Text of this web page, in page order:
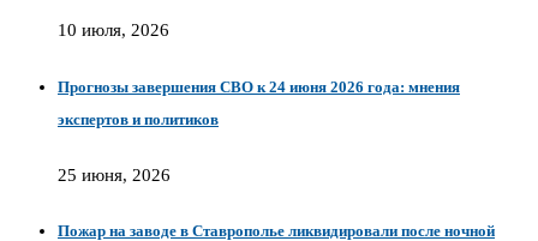
10 июля, 2026
Прогнозы завершения СВО к 24 июня 2026 года: мнения
экспертов и политиков
25 июня, 2026
Пожар на заводе в Ставрополье ликвидировали после ночной